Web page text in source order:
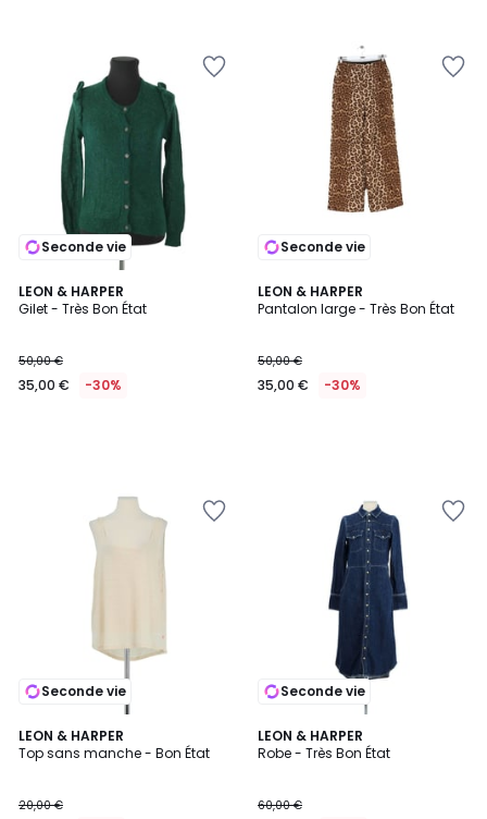
Seconde vie
LEON & HARPER
Gilet - Très Bon État
50,00 €
35,00 € -30%
Seconde vie
LEON & HARPER
Pantalon large - Très Bon État
50,00 €
35,00 € -30%
Seconde vie
LEON & HARPER
Top sans manche - Bon État
20,00 €
Seconde vie
LEON & HARPER
Robe - Très Bon État
60,00 €